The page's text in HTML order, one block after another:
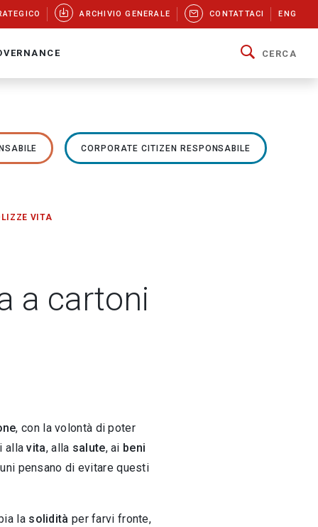
ARCHIVIO GENERALE CONTATTACI ENG
CERCA
CORPORATE CITIZEN RESPONSABILE
VITA
a cartoni
, con la volontà di poter
allavita, alla salute, ai beni
pensano di evitare questi
la solidità per farvi fronte,